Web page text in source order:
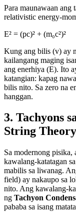
Para maunawaan ang
relativistic energy-
E² = (pc)² + (m₀c²)²
Kung ang bilis (v) ay
kailangang maging
ang enerhiya (E). Ito
katangian: kapag
bilis nito. Sa zero na
hanggan.
3. Tachyons
String Theory
Sa modernong pisika,
kawalang-katatagan
mabilis sa liwanag.
field) ay nakaupo sa
nito. Ang kawalang-
ng Tachyon
pababa sa isang